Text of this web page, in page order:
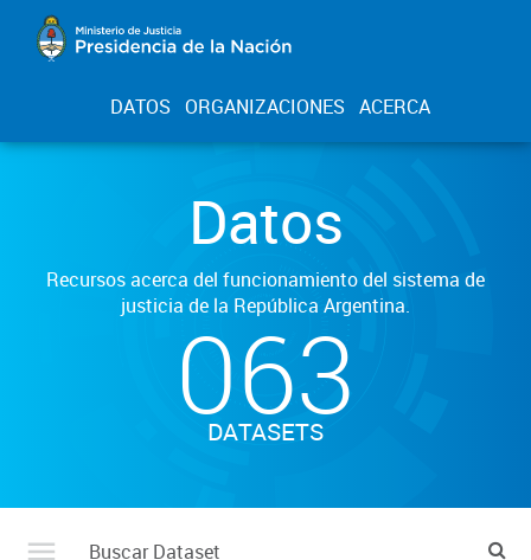
DATOS ORGANIZACIONES ACERCA
Datos
Recursos acerca del funcionamiento del sistema de
justicia de la República Argentina.
063
DATASETS